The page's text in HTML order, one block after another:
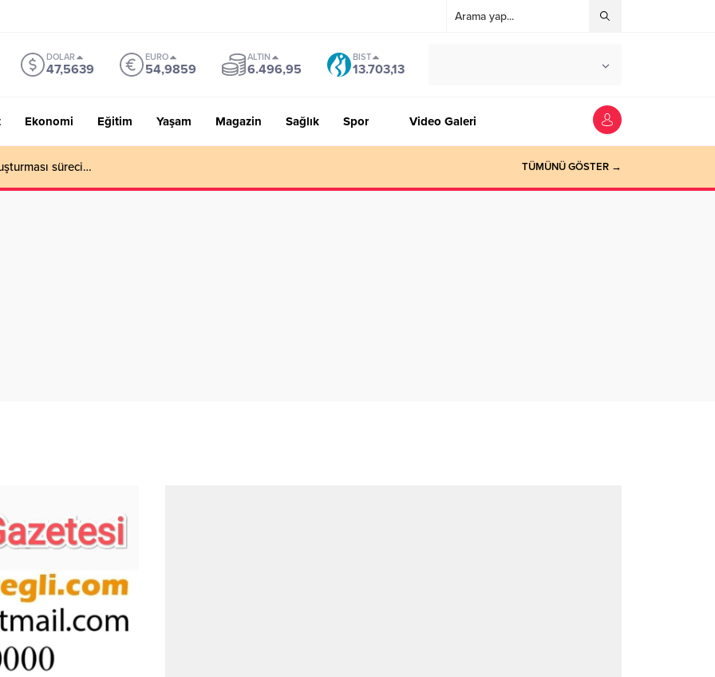
DOLAR
47,5639
EURO
54,9859
ALTIN
6.496,95
BIST
13.703,13
Ekonomi Eğitim Yaşam Magazin Sağlık Spor Video Galeri
süreci… TÜMÜNÜ GÖSTER →